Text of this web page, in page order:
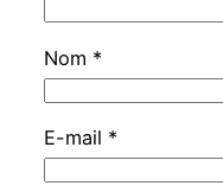
Nom *
E-mail *